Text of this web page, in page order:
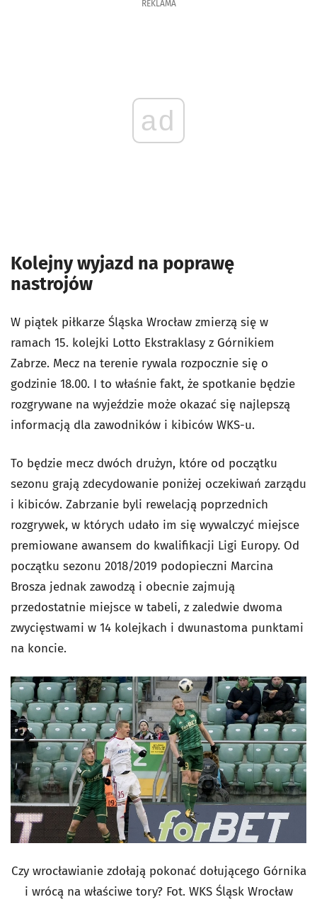
REKLAMA
ad
Kolejny wyjazd na poprawę
nastrojów
W piątek piłkarze Śląska Wrocław zmierzą się w
ramach 15. kolejki Lotto Ekstraklasy z Górnikiem
Zabrze. Mecz na terenie rywala rozpocznie się o
godzinie 18.00. I to właśnie fakt, że spotkanie będzie
rozgrywane na wyjeździe może okazać się najlepszą
informacją dla zawodników i kibiców WKS-u.
To będzie mecz dwóch drużyn, które od początku
sezonu grają zdecydowanie poniżej oczekiwań zarządu
i kibiców. Zabrzanie byli rewelacją poprzednich
rozgrywek, w których udało im się wywalczyć miejsce
premiowane awansem do kwalifikacji Ligi Europy. Od
początku sezonu 2018/2019 podopieczni Marcina
Brosza jednak zawodzą i obecnie zajmują
przedostatnie miejsce w tabeli, z zaledwie dwoma
zwycięstwami w 14 kolejkach i dwunastoma punktami
na koncie.
Czy wrocławianie zdołają pokonać dołującego Górnika
i wrócą na właściwe tory? Fot. WKS Śląsk Wrocław